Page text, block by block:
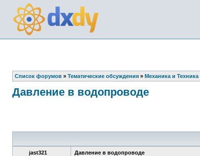
Список форумов » Тематические обсуждения » Механика и Техника
Давление в водопроводе
jast321 Давление в водопроводе